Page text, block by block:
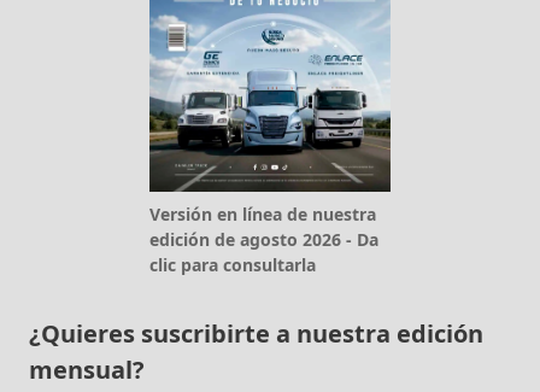
Versión en línea de nuestra
edición de agosto 2026 - Da
clic para consultarla
¿Quieres suscribirte a nuestra edición
mensual?